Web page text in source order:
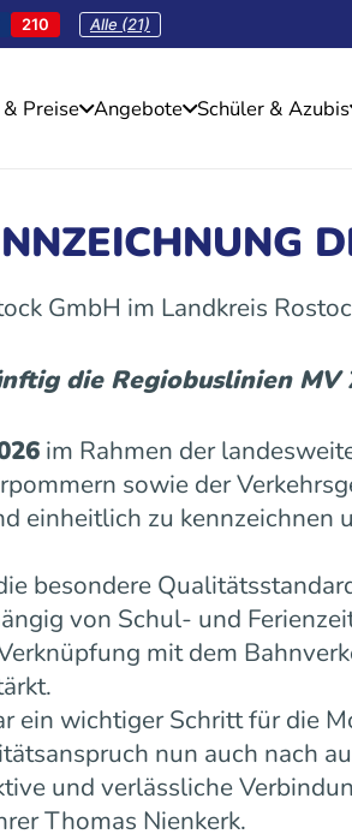
210 Alle (21)
Preise Angebote Schüler & Azubis
GmbH im Landkreis
die Regiobuslinien MV
im Rahmen der
sowie der
einheitlich zu kennzeichnen
besondere
von Schul- und
mit dem
ein wichtiger Schritt für die
nun auch nach
und verlässliche
Thomas Nienkerk.